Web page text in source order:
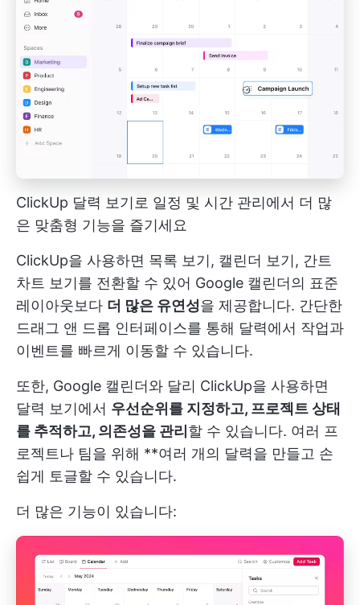
ClickUp 달력 보기로 일정 및 시간 관리에서 더 많
은 맞춤형 기능을 즐기세요
ClickUp을 사용하면 목록 보기, 캘린더 보기, 간트
차트 보기를 전환할 수 있어 Google 캘린더의 표준
레이아웃보다 더 많은 유연성을 제공합니다. 간단한
드래그 앤 드롭 인터페이스를 통해 달력에서 작업과
이벤트를 빠르게 이동할 수 있습니다.
또한, Google 캘린더와 달리 ClickUp을 사용하면
달력 보기에서 우선순위를 지정하고, 프로젝트 상태
를 추적하고, 의존성을 관리 할 수 있습니다. 여러 프
로젝트나 팀을 위해 **여러 개의 달력을 만들고 손
쉽게 토글할 수 있습니다.
더 많은 기능이 있습니다: